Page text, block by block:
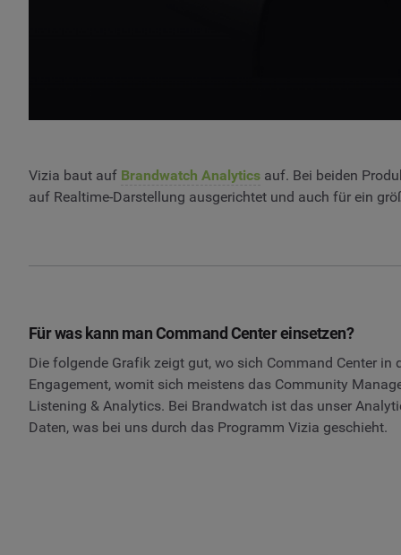
Vizia baut auf Brandwatch Analytics auf. Bei beiden
auf Realtime-Darstellung ausgerichtet und auch für ein
Für was kann man Command Center einsetzen?
Die folgende Grafik zeigt gut, wo sich Command Center
Engagement, womit sich meistens das Community
Listening & Analytics. Bei Brandwatch ist das unser
Daten, was bei uns durch das Programm Vizia geschieht.